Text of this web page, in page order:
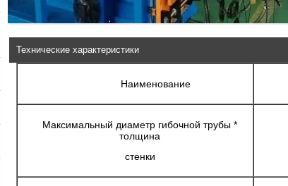
Технические характеристики
Наименование
Максимальный диаметр гибочной трубы *
толщина
стенки